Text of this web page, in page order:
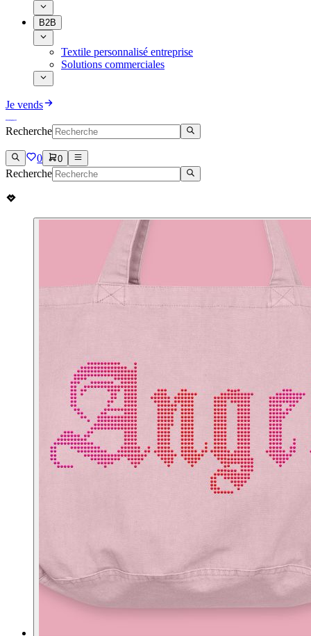
B2B
Textile personnalisé entreprise
Solutions commerciales
Je vends
Recherche
0 0
Recherche